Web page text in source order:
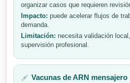
organizar casos que requieren
Impacto: puede acelerar flujos de
demanda.
Limitación: necesita validación
supervisión profesional.
Vacunas de ARN mensajero